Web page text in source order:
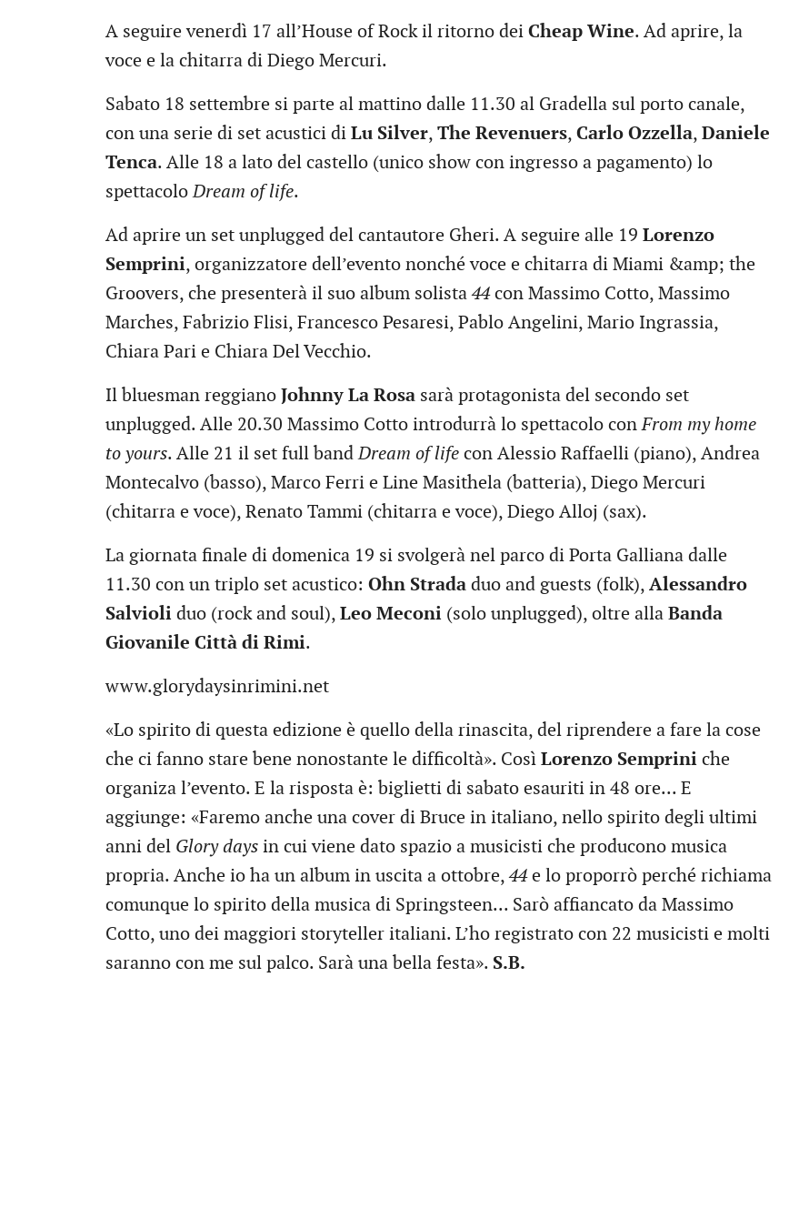
A seguire venerdì 17 all’House of Rock il ritorno dei Cheap Wine. Ad aprire, la
voce e la chitarra di Diego Mercuri.
Sabato 18 settembre si parte al mattino dalle 11.30 al Gradella sul porto canale,
con una serie di set acustici di Lu Silver, The Revenuers, Carlo Ozzella, Daniele
Tenca. Alle 18 a lato del castello (unico show con ingresso a pagamento) lo
spettacoloDream of life.
Ad aprire un set unplugged del cantautore Gheri. A seguire alle 19 Lorenzo
Semprini, organizzatore dell’evento nonché voce e chitarra di Miami &amp; the
Groovers, che presenterà il suo album solista44con Massimo Cotto, Massimo
Marches, Fabrizio Flisi, Francesco Pesaresi, Pablo Angelini, Mario Ingrassia,
Chiara Pari e Chiara Del Vecchio.
Il bluesman reggiano Johnny La Rosa sarà protagonista del secondo set
unplugged. Alle 20.30 Massimo Cotto introdurrà lo spettacolo conFrom my home
to yours. Alle 21 il set full bandDream of life con Alessio Raffaelli (piano), Andrea
Montecalvo (basso), Marco Ferri e Line Masithela (batteria), Diego Mercuri
(chitarra e voce), Renato Tammi (chitarra e voce), Diego Alloj (sax).
La giornata finale di domenica 19 si svolgerà nel parco di Porta Galliana dalle
11.30 con un triplo set acustico: Ohn Strada duo and guests (folk), Alessandro
Salvioli duo (rock and soul), Leo Meconi (solo unplugged), oltre alla Banda
Giovanile Città di Rimi.
www.glorydaysinrimini.net
«Lo spirito di questa edizione è quello della rinascita, del riprendere a fare la cose
che ci fanno stare bene nonostante le difficoltà». Così Lorenzo Semprini che
organiza l’evento. E la risposta è: biglietti di sabato esauriti in 48 ore... E
aggiunge: «Faremo anche una cover di Bruce in italiano, nello spirito degli ultimi
anni del Glory days in cui viene dato spazio a musicisti che producono musica
propria. Anche io ha un album in uscita a ottobre,44e lo proporrò perché richiama
comunque lo spirito della musica di Springsteen... Sarò affiancato da Massimo
Cotto, uno dei maggiori storyteller italiani. L’ho registrato con 22 musicisti e molti
saranno con me sul palco. Sarà una bella festa». S.B.